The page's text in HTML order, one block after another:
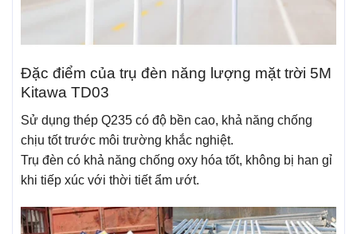
Đặc điểm của trụ đèn năng lượng mặt trời 5M
Kitawa TD03
Sử dụng thép Q235 có độ bền cao, khả năng chống
chịu tốt trước môi trường khắc nghiệt.
Trụ đèn có khả năng chống oxy hóa tốt, không bị han gỉ
khi tiếp xúc với thời tiết ẩm ướt.